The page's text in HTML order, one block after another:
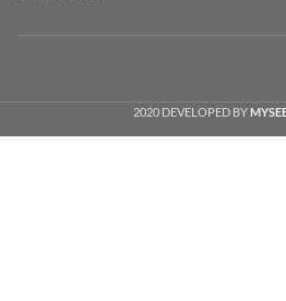
2020 DEVELOPED BY